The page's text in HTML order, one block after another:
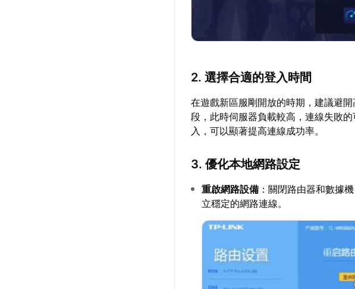
2. 選擇合適的登入時間
在遊戲新區服剛開放的時期，建議避
段，此時伺服器負載較高，連線失敗
入，可以顯著提高連線成功率。
3. 優化本地網路設定
重啟網路設備 ：關閉路由器和數據
立穩定的網路連線。